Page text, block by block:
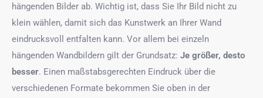
hängenden Bilder ab. Wichtig ist, dass Sie Ihr Bild nicht zu
klein wählen, damit sich das Kunstwerk an Ihrer Wand
eindrucksvoll entfalten kann. Vor allem bei einzeln
hängenden Wandbildern gilt der Grundsatz: Je größer, desto
besser. Einen maßstabsgerechten Eindruck über die
verschiedenen Formate bekommen Sie oben in der